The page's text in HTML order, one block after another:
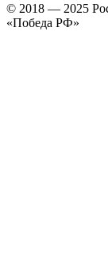
© 2018 — 2025
«Победа РФ»